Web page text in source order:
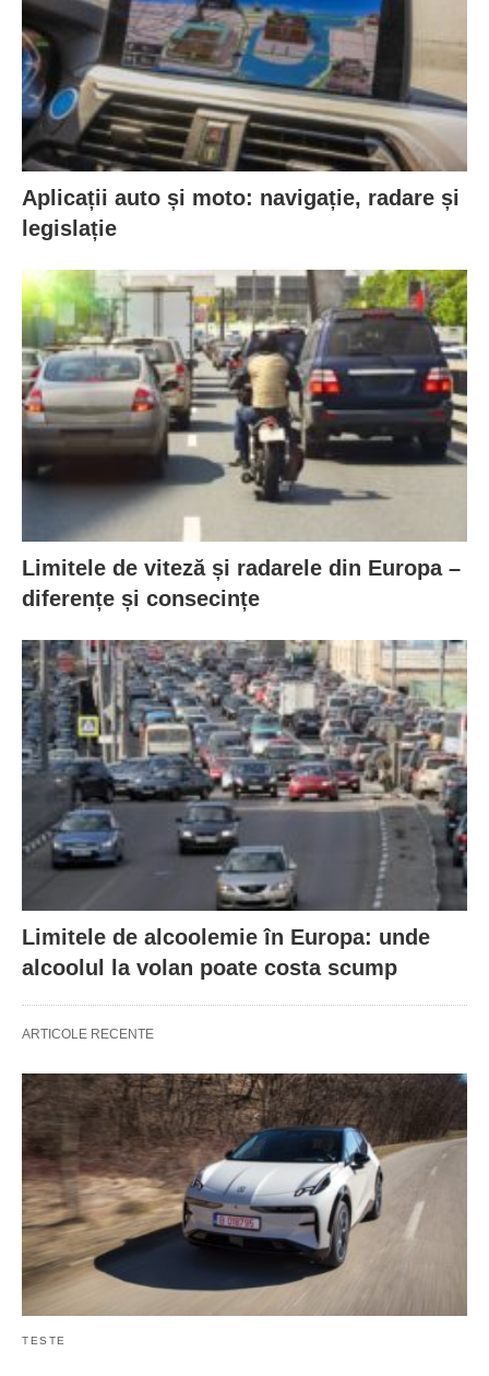
Aplicații auto și moto: navigație, radare și
legislație
Limitele de viteză și radarele din Europa –
diferențe și consecințe
Limitele de alcoolemie în Europa: unde
alcoolul la volan poate costa scump
ARTICOLE RECENTE
TESTE